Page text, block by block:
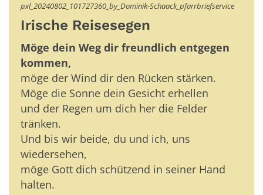
pxl_20240802_101727360_by_Dominik-Schaack_pfarrbriefservice
Irische Reisesegen
Möge dein Weg dir freundlich entgegen
kommen,
möge der Wind dir den Rücken stärken.
Möge die Sonne dein Gesicht erhellen
und der Regen um dich her die Felder
tränken.
Und bis wir beide, du und ich, uns
wiedersehen,
möge Gott dich schützend in seiner Hand
halten.